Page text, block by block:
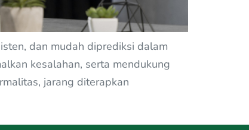
dan mudah diprediksi dalam
kesalahan, serta mendukung
jarang diterapkan